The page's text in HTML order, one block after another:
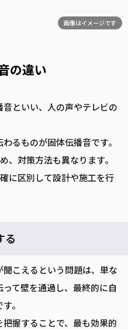
画像はイメージです
の違い
といい、人の声やテレビの
るものが固体伝播音です。
、対策方法も異なります。
に区別して設計や施工を行
る
聞こえるという問題は、単な
て壁を通過し、最終的に自
。
握することで、最も効果的